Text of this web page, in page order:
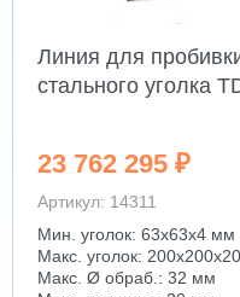
Линия для
стального уголка
23 762 295 ₽
Артикул: 14311
Мин. уголок: 63x63x4 мм
Макс. уголок:
Макс. Ø обраб.: 32 мм